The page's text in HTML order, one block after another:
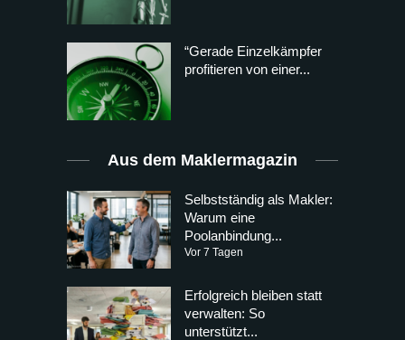
“Gerade Einzelkämpfer
profitieren von einer...
Aus dem Maklermagazin
Selbstständig als Makler:
Warum eine
Poolanbindung...
Vor 7 Tagen
Erfolgreich bleiben statt
verwalten: So
unterstützt...